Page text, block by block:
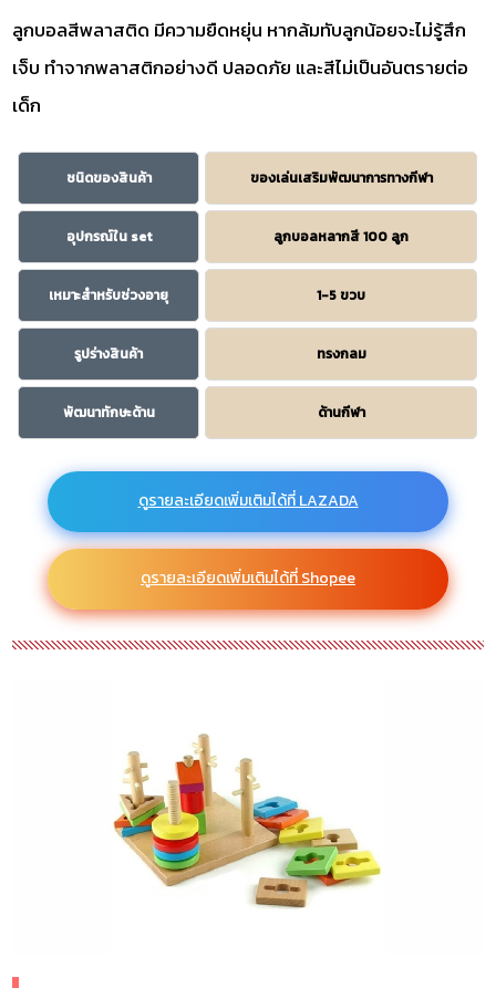
ลูกบอลสีพลาสติด มีความยืดหยุ่น หากล้มทับลูกน้อยจะไม่รู้สึก
เจ็บ ทำจากพลาสติกอย่างดี ปลอดภัย และสีไม่เป็นอันตรายต่อ
เด็ก
ชนิดของสินค้า ของเล่นเสริมพัฒนาการทางกีฬา
อุปกรณ์ใน set ลูกบอลหลากสี 100 ลูก
เหมาะสำหรับช่วงอายุ 1-5 ขวบ
รูปร่างสินค้า ทรงกลม
พัฒนาทักษะด้าน ด้านกีฬา
ดูรายละเอียดเพิ่มเติมได้ที่ LAZADA
ดูรายละเอียดเพิ่มเติมได้ที่ Shopee